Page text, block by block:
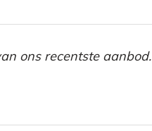
ons recentste aanbod.